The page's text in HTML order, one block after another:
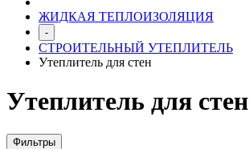
ЖИДКАЯ ТЕПЛОИЗОЛЯЦИЯ
-
СТРОИТЕЛЬНЫЙ УТЕПЛИТЕЛЬ
Утеплитель для стен
Утеплитель для стен
Фильтры